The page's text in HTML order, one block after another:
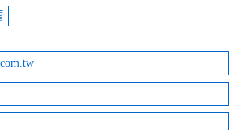
卡拉ok 、電動麻將桌應有盡有且房間
合親朋好友住宿包棟